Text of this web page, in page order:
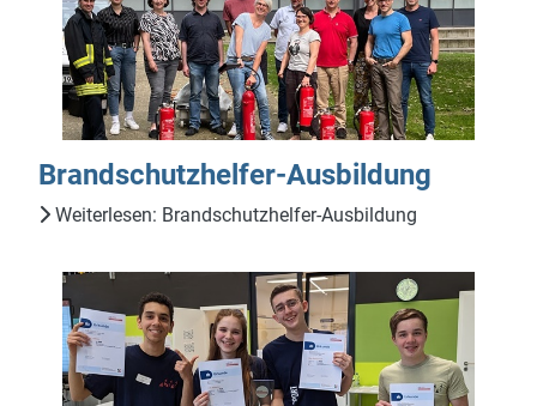
Brandschutzhelfer-Ausbildung
Weiterlesen: Brandschutzhelfer-Ausbildung